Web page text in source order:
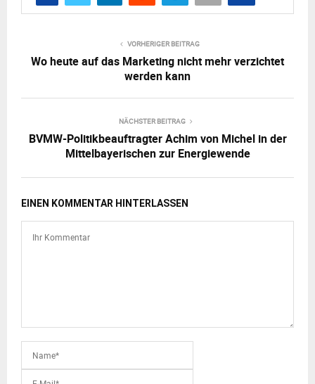
VORHERIGER BEITRAG
Wo heute auf das Marketing nicht mehr verzichtet
werden kann
NÄCHSTER BEITRAG
BVMW-Politikbeauftragter Achim von Michel in der
Mittelbayerischen zur Energiewende
EINEN KOMMENTAR HINTERLASSEN